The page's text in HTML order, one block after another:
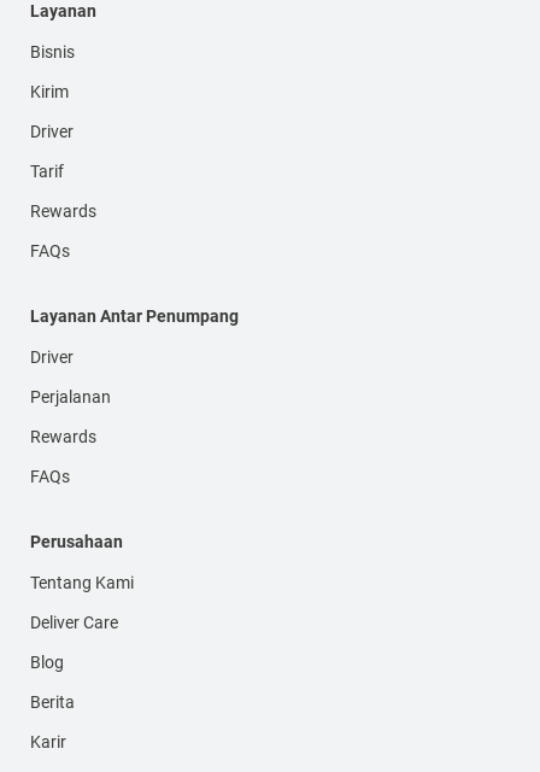
Layanan
Bisnis
Kirim
Driver
Tarif
Rewards
FAQs
Layanan Antar Penumpang
Driver
Perjalanan
Rewards
FAQs
Perusahaan
Tentang Kami
Deliver Care
Blog
Berita
Karir